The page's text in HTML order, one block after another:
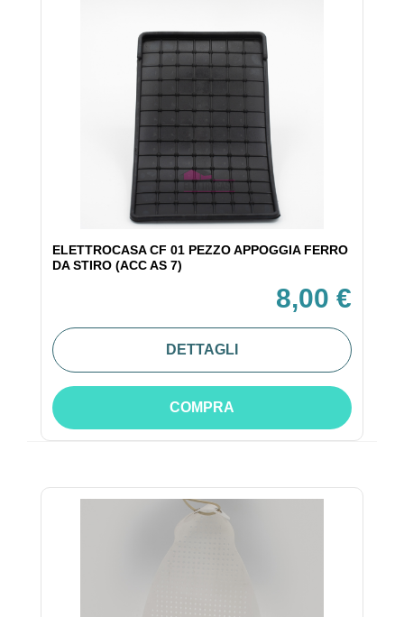
ELETTROCASA CF 01 PEZZO APPOGGIA FERRO
DA STIRO (ACC AS 7)
8,00 €
DETTAGLI
COMPRA